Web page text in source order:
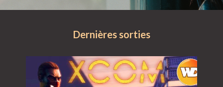
Dernières sorties